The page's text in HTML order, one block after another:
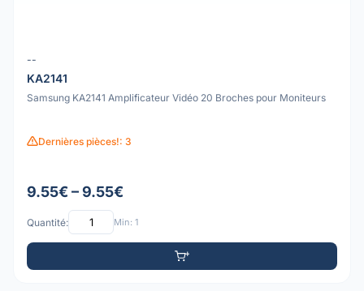
--
KA2141
Samsung KA2141 Amplificateur Vidéo 20 Broches pour Moniteurs
Dernières pièces!: 3
9.55€ – 9.55€
Quantité: Min: 1